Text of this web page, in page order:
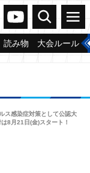
ヴァンガードch
検索 メニュー
読み物 大会ルール
ス感染症対策として公認大
8月21日(金)スタート！